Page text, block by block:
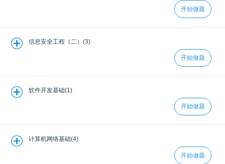
开始做题
信息安全工程（二）(3)
开始做题
软件开发基础(1)
开始做题
计算机网络基础(4)
开始做题